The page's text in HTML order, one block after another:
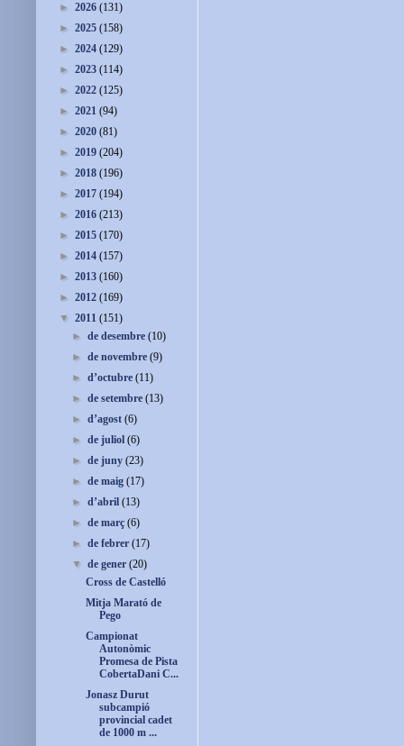
► 2026 (131)
► 2025 (158)
► 2024 (129)
► 2023 (114)
► 2022 (125)
► 2021 (94)
► 2020 (81)
► 2019 (204)
► 2018 (196)
► 2017 (194)
► 2016 (213)
► 2015 (170)
► 2014 (157)
► 2013 (160)
► 2012 (169)
▼ 2011 (151)
►de desembre(10)
►de novembre(9)
►d’octubre(11)
►de setembre(13)
►d’agost(6)
►de juliol(6)
►de juny(23)
►de maig(17)
►d’abril(13)
►de març(6)
►de febrer(17)
▼de gener(20)
Cross de Castelló
Mitja Marató de
Pego
Campionat
Autonòmic
Promesa de Pista
CobertaDani C...
Jonasz Durut
subcampió
provincial cadet
de 1000 m ...